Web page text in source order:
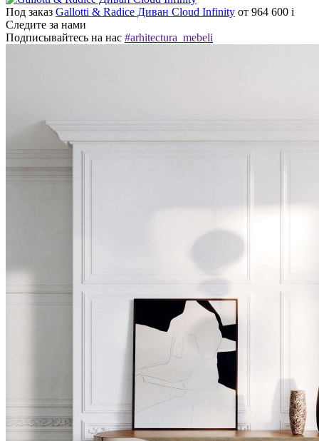
Под заказ Gallotti & Radice Диван Cloud Infinity от 964 600 i
Следите за нами
Подписывайтесь на нас #arhitectura_mebeli